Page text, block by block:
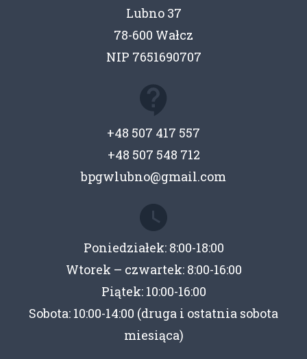
Lubno 37
78-600 Wałcz
NIP 7651690707
+48 507 417 557
+48 507 548 712
bpgwlubno@gmail.com
Poniedziałek: 8:00-18:00
Wtorek – czwartek: 8:00-16:00
Piątek: 10:00-16:00
Sobota: 10:00-14:00 (druga i ostatnia sobota
miesiąca)